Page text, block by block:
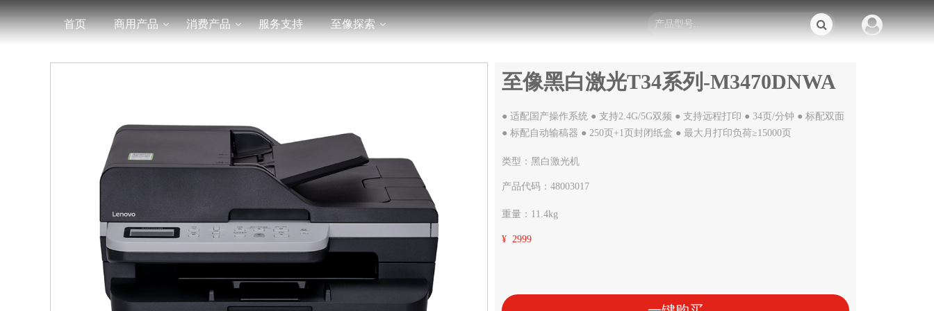
首页 商用产品 消费产品 服务支持 至像探索
至像黑白激光T34系列-M3470DNWA
● 适配国产操作系统 ● 支持2.4G/5G双频 ● 支持远程打印 ● 34页/分钟 ● 标配双面
● 标配自动输稿器 ● 250页+1页封闭纸盒 ● 最大月打印负荷≥15000页
类型：黑白激光机
产品代码：48003017
重量：11.4kg
¥ 2999